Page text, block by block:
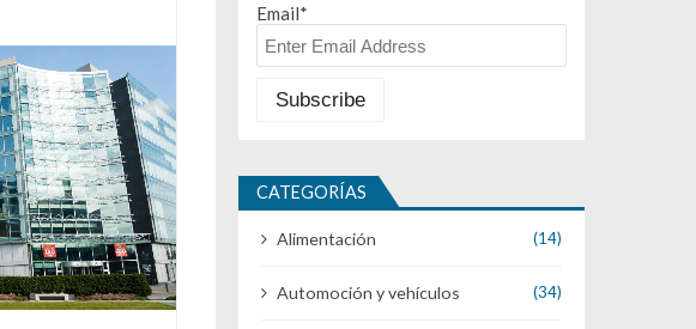
Email*
CATEGORÍAS
Alimentación (14)
Automoción y vehículos (34)